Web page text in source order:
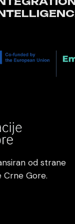
od strane
Crne Gore.